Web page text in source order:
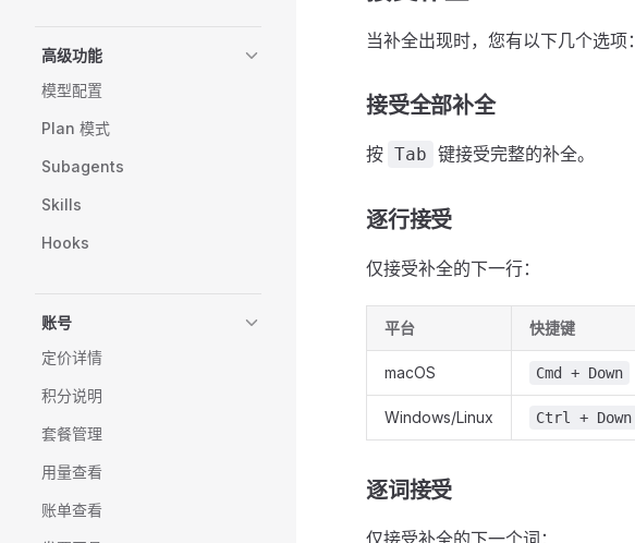
高级功能
模型配置
Plan 模式
Subagents
Skills
Hooks
账号
定价详情
积分说明
套餐管理
用量查看
账单查看
当补全出现时，您有以下几个选项：
接受全部补全
按 Tab 键接受完整的补全。
逐行接受
仅接受补全的下一行：
平台 快捷键
macOS Cmd + Down
Windows/Linux Ctrl + Down
逐词接受
仅接受补全的下一个词：